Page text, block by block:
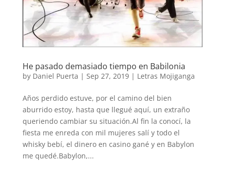
He pasado demasiado tiempo en Babilonia
by Daniel Puerta | Sep 27, 2019| Letras Mojiganga
Años perdido estuve, por el camino del bien
aburrido estoy, hasta que llegué aquí, un extraño
queriendo cambiar su situación.Al fin la conocí, la
fiesta me enreda con mil mujeres salí y todo el
whisky bebí, el dinero en casino gané y en Babylon
me quedé.Babylon,...